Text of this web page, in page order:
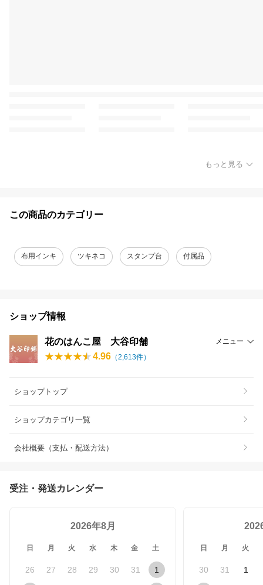
もっと見る
この商品のカテゴリー
布用インキ ツキネコ スタンプ台 付属品
ショップ情報
花のはんこ屋 大谷印舗 メニュー
4.96 （2,613件）
ショップトップ
ショップカテゴリ一覧
会社概要（支払・配送方法）
受注・発送カレンダー
2026年8月
日 月 火 水 木 金 土
26 27 28 29 30 31 1
日 月 火
30 31 1